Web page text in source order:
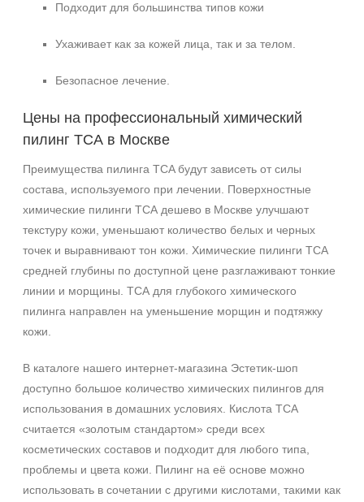
Подходит для большинства типов кожи
Ухаживает как за кожей лица, так и за телом.
Безопасное лечение.
Цены на профессиональный химический
пилинг ТСА в Москве
Преимущества пилинга TCA будут зависеть от силы
состава, используемого при лечении. Поверхностные
химические пилинги ТСА дешево в Москве улучшают
текстуру кожи, уменьшают количество белых и черных
точек и выравнивают тон кожи. Химические пилинги ТСА
средней глубины по доступной цене разглаживают тонкие
линии и морщины. ТСА для глубокого химического
пилинга направлен на уменьшение морщин и подтяжку
кожи.
В каталоге нашего интернет-магазина Эстетик-шоп
доступно большое количество химических пилингов для
использования в домашних условиях. Кислота ТСА
считается «золотым стандартом» среди всех
косметических составов и подходит для любого типа,
проблемы и цвета кожи. Пилинг на её основе можно
использовать в сочетании с другими кислотами, такими как